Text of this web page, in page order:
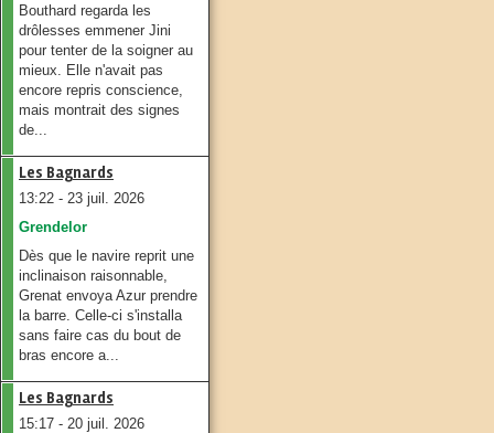
Bouthard regarda les
drôlesses emmener Jini
pour tenter de la soigner au
mieux. Elle n'avait pas
encore repris conscience,
mais montrait des signes
de...
Les Bagnards
13:22 - 23 juil. 2026
Grendelor
Dès que le navire reprit une
inclinaison raisonnable,
Grenat envoya Azur prendre
la barre. Celle-ci s'installa
sans faire cas du bout de
bras encore a...
Les Bagnards
15:17 - 20 juil. 2026